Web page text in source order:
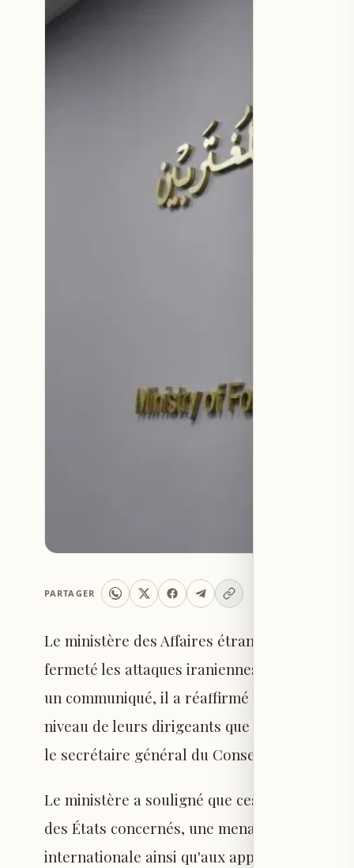
PARTAGER
Le ministère des Affaires étrangères et des
fermeté les attaques iraniennes visant le
un communiqué, il a réaffirmé la solidarité
niveau de leurs dirigeants que de leurs
le secrétaire général du Conseil de
Le ministère a souligné que ces actes
des États concernés, une menace directe à
internationale ainsi qu'aux